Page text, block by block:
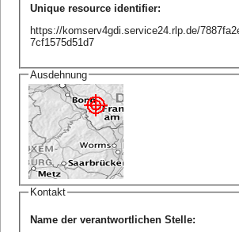
Unique resource identifier:
https://komserv4gdi.service24.rlp.de/
7cf1575d51d7
Ausdehnung
Kontakt
Name der verantwortlichen Stelle: